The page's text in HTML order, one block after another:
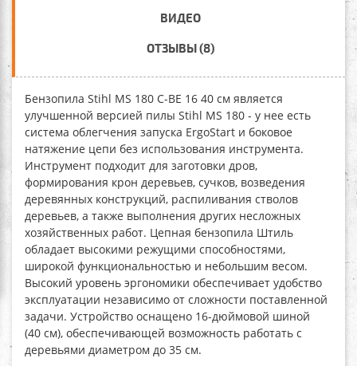
ВИДЕО
ОТЗЫВЫ (8)
Бензопила Stihl MS 180 C-BE 16 40 см является
улучшенной версией пилы Stihl MS 180 - у нее есть
система облегчения запуска ErgoStart и боковое
натяжение цепи без использования инструмента.
Инструмент подходит для заготовки дров,
формирования крон деревьев, сучков, возведения
деревянных конструкций, распиливания стволов
деревьев, а также выполнения других несложных
хозяйственных работ. Цепная бензопила Штиль
обладает высокими режущими способностями,
широкой функциональностью и небольшим весом.
Высокий уровень эргономики обеспечивает удобство
эксплуатации независимо от сложности поставленной
задачи. Устройство оснащено 16-дюймовой шиной
(40 см), обеспечивающей возможность работать с
деревьями диаметром до 35 см.